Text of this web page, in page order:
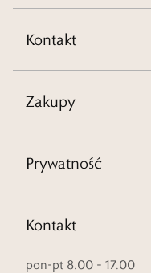
Kontakt
Zakupy
Prywatność
Kontakt
pon-pt 8.00 – 17.00